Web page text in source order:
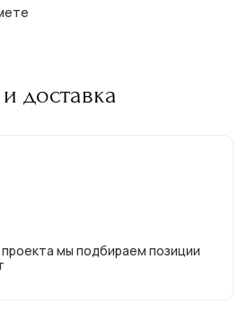
доставка
мы подбираем позиции